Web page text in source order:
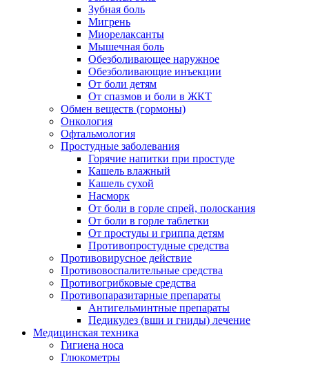
Зубная боль
Мигрень
Миорелаксанты
Мышечная боль
Обезболивающее наружное
Обезболивающие инъекции
От боли детям
От спазмов и боли в ЖКТ
Обмен веществ (гормоны)
Онкология
Офтальмология
Простудные заболевания
Горячие напитки при простуде
Кашель влажный
Кашель сухой
Насморк
От боли в горле спрей, полоскания
От боли в горле таблетки
От простуды и гриппа детям
Противопростудные средства
Противовирусное действие
Противовоспалительные средства
Противогрибковые средства
Противопаразитарные препараты
Антигельминтные препараты
Педикулез (вши и гниды) лечение
Медицинская техника
Гигиена носа
Глюкометры